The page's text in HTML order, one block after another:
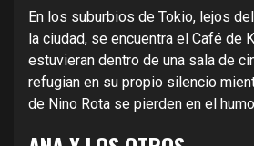
En los suburbios de Tokio, lejos
la ciudad, se encuentra el Café de
estuvieran dentro de una sala de
refugian en su propio silencio
de Nino Rota se pierden en el